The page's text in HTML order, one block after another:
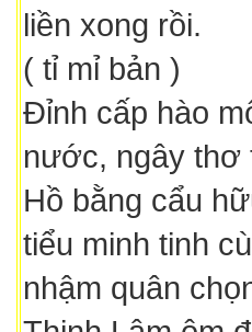
liền xong rồi.
( tỉ mỉ bản )
Đỉnh cấp hào
nước, ngây thơ
Hồ bằng cẩu
tiểu minh tinh
nhậm quân